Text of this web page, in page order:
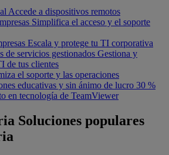
Accede a dispositivos remotos
Simplifica el acceso y el soporte
Escala y protege tu TI corporativa
de servicios gestionados Gestiona y
de tus clientes
el soporte y las operaciones
educativas y sin ánimo de lucro 30 %
en tecnología de TeamViewer
Soluciones populares